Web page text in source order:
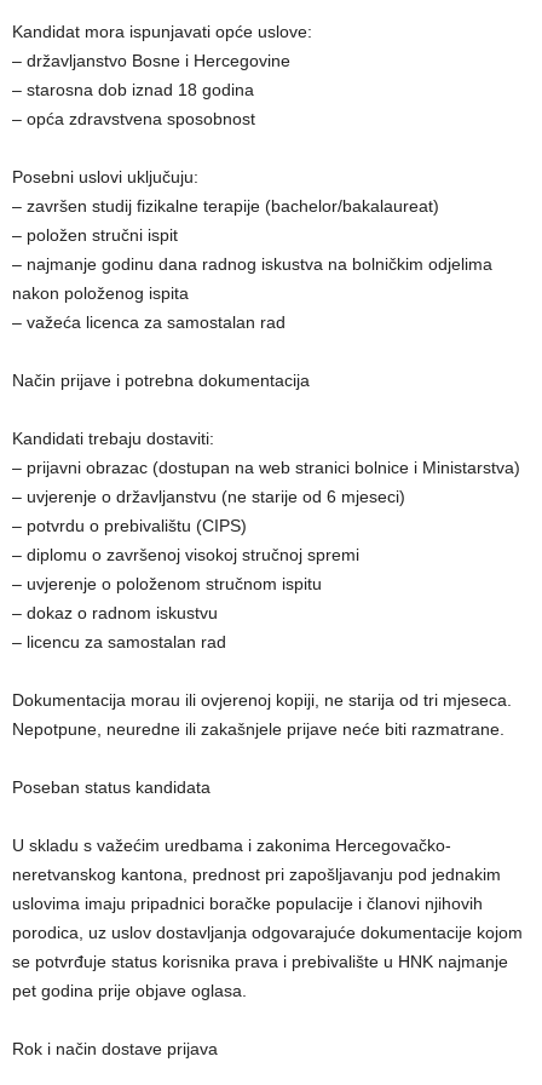
Kandidat mora ispunjavati opće uslove:
– državljanstvo Bosne i Hercegovine
– starosna dob iznad 18 godina
– opća zdravstvena sposobnost
Posebni uslovi uključuju:
– završen studij fizikalne terapije (bachelor/bakalaureat)
– položen stručni ispit
– najmanje godinu dana radnog iskustva na bolničkim odjelima
nakon položenog ispita
– važeća licenca za samostalan rad
Način prijave i potrebna dokumentacija
Kandidati trebaju dostaviti:
– prijavni obrazac (dostupan na web stranici bolnice i Ministarstva)
– uvjerenje o državljanstvu (ne starije od 6 mjeseci)
– potvrdu o prebivalištu (CIPS)
– diplomu o završenoj visokoj stručnoj spremi
– uvjerenje o položenom stručnom ispitu
– dokaz o radnom iskustvu
– licencu za samostalan rad
Dokumentacija morau ili ovjerenoj kopiji, ne starija od tri mjeseca.
Nepotpune, neuredne ili zakašnjele prijave neće biti razmatrane.
Poseban status kandidata
U skladu s važećim uredbama i zakonima Hercegovačko-
neretvanskog kantona, prednost pri zapošljavanju pod jednakim
uslovima imaju pripadnici boračke populacije i članovi njihovih
porodica, uz uslov dostavljanja odgovarajuće dokumentacije kojom
se potvrđuje status korisnika prava i prebivalište u HNK najmanje
pet godina prije objave oglasa.
Rok i način dostave prijava